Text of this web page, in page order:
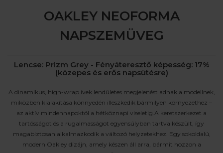
OAKLEY NEOFORMA
NAPSZEMÜVEG
Lencse: Prizm Grey - Fényáteresztő képesség: 17%
(közepes és erős napsütésre)
A dinamikus, high-wrap ívek lendületes megjelenést adnak a modellnek,
miközben kialakítása könnyedén illeszkedik bármilyen környezethez –
az aktív mindennapoktól a hétköznapi viseletig.A keretszerkezet a
tartósságot és a rugalmasságot egyensúlyban tartva készült, így
magabiztosan alkalmazkodik a változó helyzetekhez. Egy sokoldalú,
modern Oakley dizájn, amely készen áll arra, bármit hozzon a